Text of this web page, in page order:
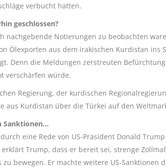
verbucht hatten.
geschlossen?
nachgebende Notierungen zu beobachten
Ölexporten aus dem irakischen Kurdistan ins
Denn die Meldungen zerstreuten
verschärfen würde.
Regierung, der kurdischen
aus Kurdistan über die Türkei auf den
Sanktionen…
eine Rede von US-Präsident Donald
Trump, dass er bereit sei, strenge
bewegen. Er machte weitere US-Sanktionen